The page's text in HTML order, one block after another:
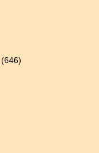
(646)